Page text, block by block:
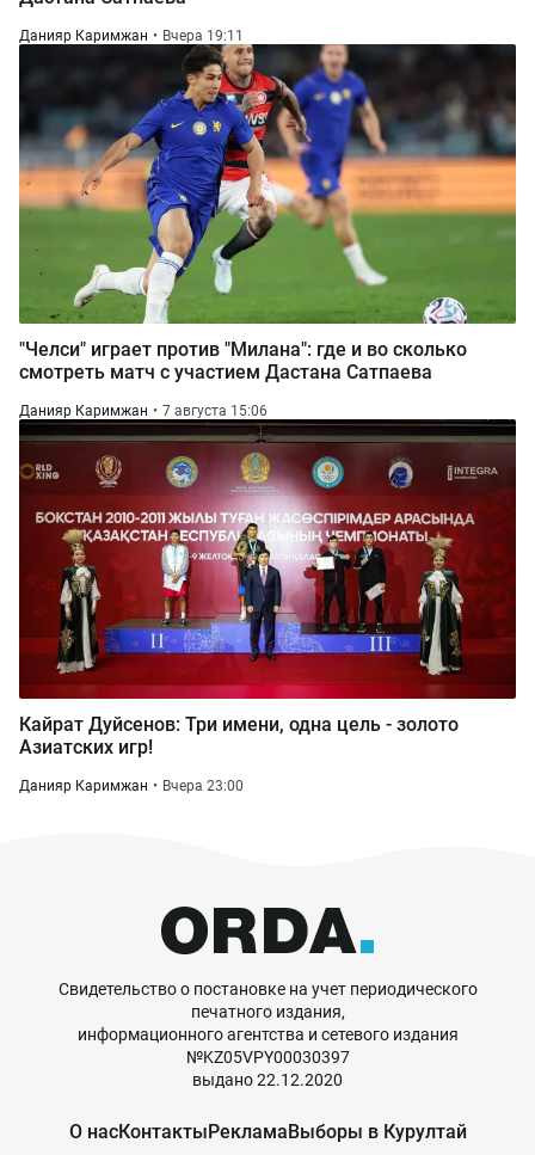
Данияр Каримжан Вчера 19:11
"Челси" играет против "Милана": где и во сколько
смотреть матч с участием Дастана Сатпаева
Данияр Каримжан 7 августа 15:06
Кайрат Дуйсенов: Три имени, одна цель - золото
Азиатских игр!
Данияр Каримжан Вчера 23:00
Свидетельство о постановке на учет периодического
печатного издания,
информационного агентства и сетевого издания
№KZ05VPY00030397
выдано 22.12.2020
О насКонтактыРекламаВыборы в Курултай